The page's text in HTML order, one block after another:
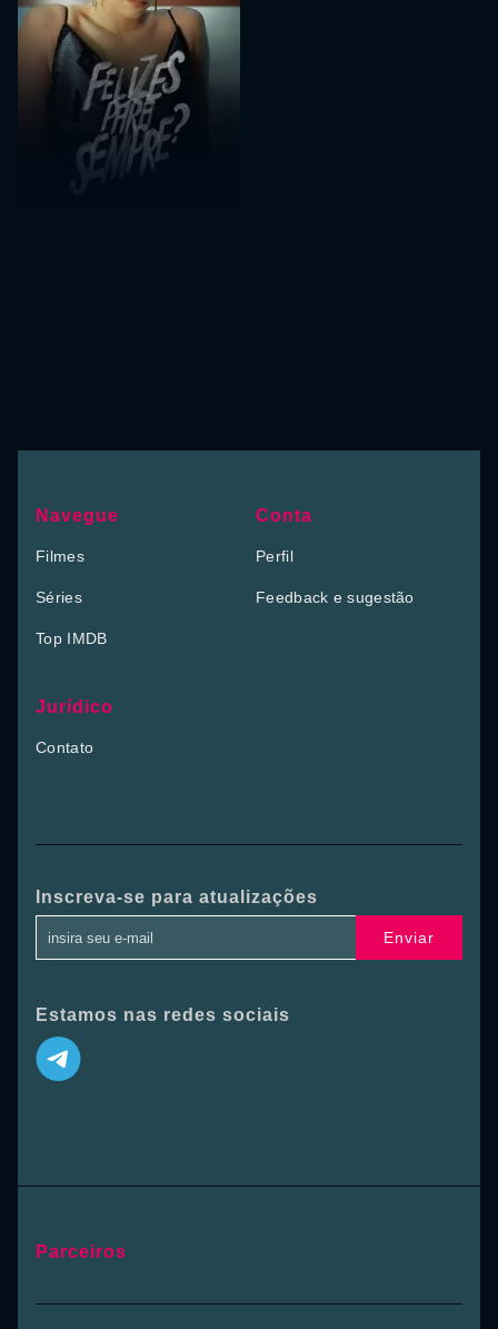
Navegue
Filmes
Séries
Top IMDB
Conta
Perfil
Feedback e sugestão
Jurídico
Contato
Inscreva-se para atualizações
Enviar
Estamos nas redes sociais
Parceiros